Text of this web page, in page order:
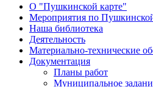
О "Пушкинской карте"
Мероприятия по
Наша библиотека
Деятельность
Материально-технические
Документация
Планы работ
Муниципальное